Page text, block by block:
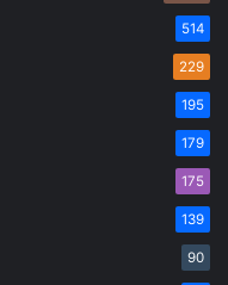
514
229
195
179
175
139
90